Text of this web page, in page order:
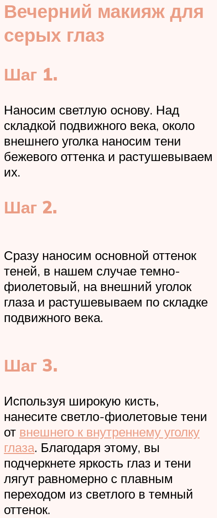
Вечерний макияж для
серых глаз
Шаг 1.
Наносим светлую основу. Над
складкой подвижного века, около
внешнего уголка наносим тени
бежевого оттенка и растушевываем
их.
Шаг 2.
Сразу наносим основной оттенок
теней, в нашем случае темно-
фиолетовый, на внешний уголок
глаза и растушевываем по складке
подвижного века.
Шаг 3.
Используя широкую кисть,
нанесите светло-фиолетовые тени
от внешнего к внутреннему уголку
глаза. Благодаря этому, вы
подчеркнете яркость глаз и тени
лягут равномерно с плавным
переходом из светлого в темный
оттенок.